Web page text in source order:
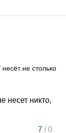
несёт не столько
несет никто,
7/0